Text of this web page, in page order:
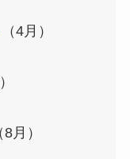
（4月）
月）